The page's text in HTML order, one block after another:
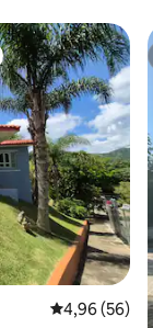
Gemiddelde
4,96 (56)